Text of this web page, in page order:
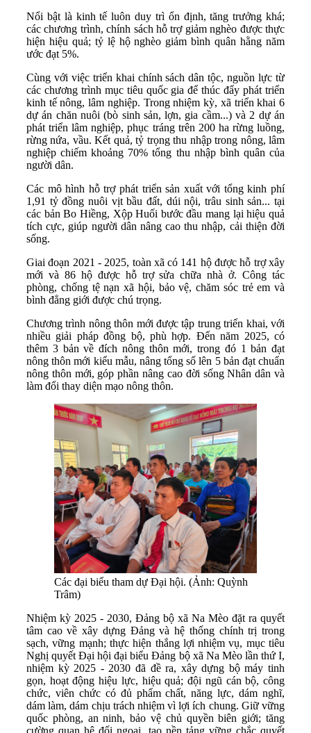
Nổi bật là kinh tế luôn duy trì ổn định, tăng trưởng khá;
các chương trình, chính sách hỗ trợ giảm nghèo được thực
hiện hiệu quả; tỷ lệ hộ nghèo giảm bình quân hằng năm
ước đạt 5%.
Cùng với việc triển khai chính sách dân tộc, nguồn lực từ
các chương trình mục tiêu quốc gia để thúc đẩy phát triển
kinh tế nông, lâm nghiệp. Trong nhiệm kỳ, xã triển khai 6
dự án chăn nuôi (bò sinh sản, lợn, gia cầm...) và 2 dự án
phát triển lâm nghiệp, phục tráng trên 200 ha rừng luồng,
rừng nứa, vầu. Kết quả, tỷ trọng thu nhập trong nông, lâm
nghiệp chiếm khoảng 70% tổng thu nhập bình quân của
người dân.
Các mô hình hỗ trợ phát triển sản xuất với tổng kinh phí
1,91 tỷ đồng nuôi vịt bầu đất, dúi nội, trâu sinh sản... tại
các bản Bo Hiềng, Xộp Huối bước đầu mang lại hiệu quả
tích cực, giúp người dân nâng cao thu nhập, cải thiện đời
sống.
Giai đoạn 2021 - 2025, toàn xã có 141 hộ được hỗ trợ xây
mới và 86 hộ được hỗ trợ sửa chữa nhà ở. Công tác
phòng, chống tệ nạn xã hội, bảo vệ, chăm sóc trẻ em và
bình đẳng giới được chú trọng.
Chương trình nông thôn mới được tập trung triển khai, với
nhiều giải pháp đồng bộ, phù hợp. Đến năm 2025, có
thêm 3 bản về đích nông thôn mới, trong đó 1 bản đạt
nông thôn mới kiểu mẫu, nâng tổng số lên 5 bản đạt chuẩn
nông thôn mới, góp phần nâng cao đời sống Nhân dân và
làm đổi thay diện mạo nông thôn.
Các đại biểu tham dự Đại hội. (Ảnh: Quỳnh
Trâm)
Nhiệm kỳ 2025 - 2030, Đảng bộ xã Na Mèo đặt ra quyết
tâm cao về xây dựng Đảng và hệ thống chính trị trong
sạch, vững mạnh; thực hiện thắng lợi nhiệm vụ, mục tiêu
Nghị quyết Đại hội đại biểu Đảng bộ xã Na Mèo lần thứ I,
nhiệm kỳ 2025 - 2030 đã đề ra, xây dựng bộ máy tinh
gọn, hoạt động hiệu lực, hiệu quả; đội ngũ cán bộ, công
chức, viên chức có đủ phẩm chất, năng lực, dám nghĩ,
dám làm, dám chịu trách nhiệm vì lợi ích chung. Giữ vững
quốc phòng, an ninh, bảo vệ chủ quyền biên giới; tăng
cường quan hệ đối ngoại, tạo nền tảng vững chắc quyết